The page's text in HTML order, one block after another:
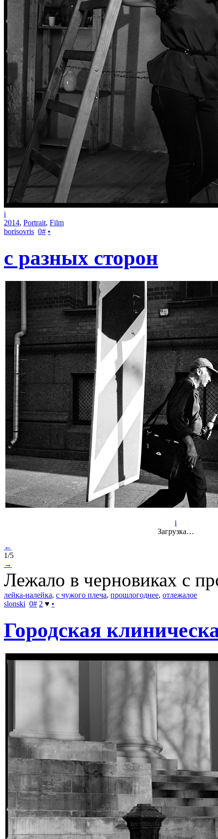
i
2014, Portrait, Film
borisovris 0# •
с разных сторон
i
Загрузка…
←
1/5
→
Лежало в черновиках с
лейка-налейка, с чужого плеча, прошлогоднее, отлежалое
slonski 0# 2 ♥ •
Городская